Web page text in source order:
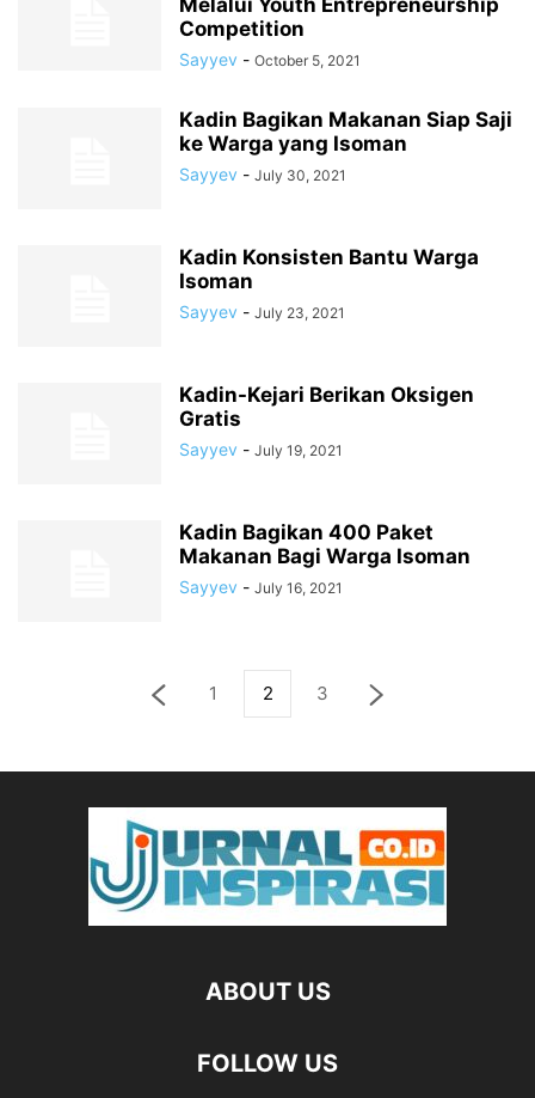
Melalui Youth Entrepreneurship
Competition
Sayyev - October 5, 2021
Kadin Bagikan Makanan Siap Saji
ke Warga yang Isoman
Sayyev - July 30, 2021
Kadin Konsisten Bantu Warga
Isoman
Sayyev - July 23, 2021
Kadin-Kejari Berikan Oksigen
Gratis
Sayyev - July 19, 2021
Kadin Bagikan 400 Paket
Makanan Bagi Warga Isoman
Sayyev - July 16, 2021
1 2 3
ABOUT US
FOLLOW US